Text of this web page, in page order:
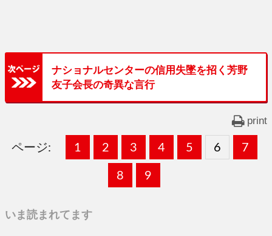
ナショナルセンターの信用失墜を招く芳野
友子会長の奇異な言行
print
ページ:
固
ー
1 ,
固
2 ,
固
3 ,
固
4 ,
固
5 ,
固
6 ,
固
7
固
8 ,
固
9
いま読まれてます